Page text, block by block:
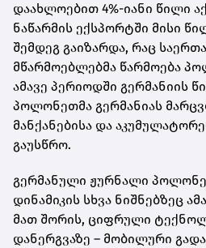
დაახლოებით 4%-იანი წილი
ნაწარმის ექსპორტში მისი
შემდეგ გაიზარდა, რაც
მწარმოებლებმა წარმოება
ამავე პერიოდში გერმანიის
პოლონეთმა გერმანიას
მანქანებისა და
გაუსწრო.
გერმანული ჟურნალი
დინამიკის სხვა ნიშნებზეც
მათ შორის, ციფრული
დანერგვაზე – მობილური